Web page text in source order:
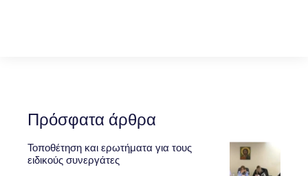
Πρόσφατα άρθρα
Τοποθέτηση και ερωτήματα για τους
ειδικούς συνεργάτες